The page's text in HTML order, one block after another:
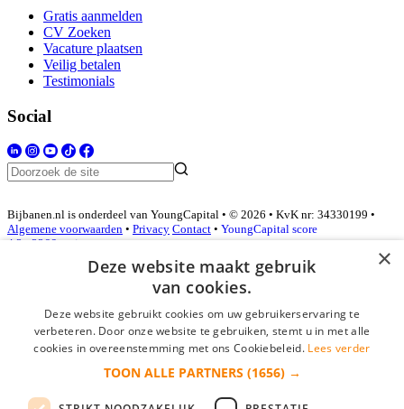
Gratis aanmelden
CV Zoeken
Vacature plaatsen
Veilig betalen
Testimonials
Social
Bijbanen.nl is onderdeel van YoungCapital • © 2026 • KvK nr: 34330199 •
Algemene voorwaarden • Privacy Contact • YoungCapital score
4.3 - 3366 reviews
Inloggen als bedrijf
*
×
Deze website maakt gebruik
van cookies.
Deze website gebruikt cookies om uw gebruikerservaring te
verbeteren. Door onze website te gebruiken, stemt u in met alle
cookies in overeenstemming met ons Cookiebeleid. Lees verder
TOON ALLE PARTNERS (1656) →